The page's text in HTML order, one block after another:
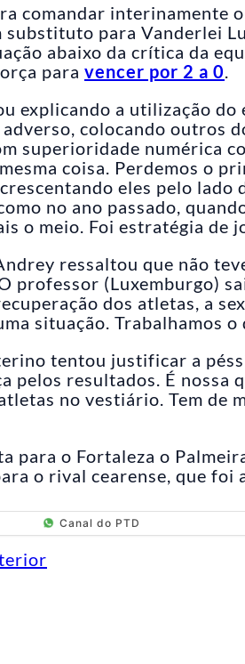
comandar interinamente
para Vanderlei
abaixo da crítica da
para vencer por 2 a 0.
explicando a utilização do
colocando outros
superioridade numérica
coisa. Perdemos o
eles pelo lado
no ano passado,
o meio. Foi estratégia de
ressaltou que não
professor (Luxemburgo)
dos atletas, a
situação. Trabalhamos
tentou justificar a
pelos resultados. É nossa
no vestiário. Tem de
para o Fortaleza o
o rival cearense, que foi
Canal do PTD